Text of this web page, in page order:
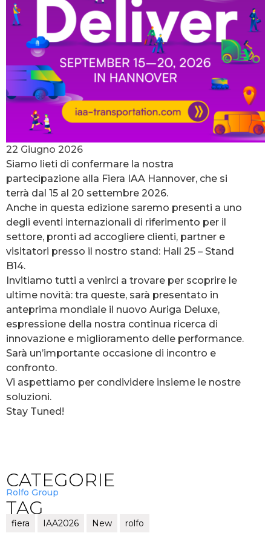
22 Giugno 2026
Siamo lieti di confermare la nostra
partecipazione alla Fiera IAA Hannover, che si
terrà dal 15 al 20 settembre 2026.
Anche in questa edizione saremo presenti a uno
degli eventi internazionali di riferimento per il
settore, pronti ad accogliere clienti, partner e
visitatori presso il nostro stand: Hall 25 – Stand
B14.
Invitiamo tutti a venirci a trovare per scoprire le
ultime novità: tra queste, sarà presentato in
anteprima mondiale il nuovo Auriga Deluxe,
espressione della nostra continua ricerca di
innovazione e miglioramento delle performance.
Sarà un’importante occasione di incontro e
confronto.
Vi aspettiamo per condividere insieme le nostre
soluzioni.
Stay Tuned!
CATEGORIE
Rolfo Group
TAG
fiera IAA2026 New rolfo